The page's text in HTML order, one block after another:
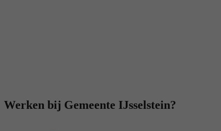
Werken bij Gemeente IJsselstein?